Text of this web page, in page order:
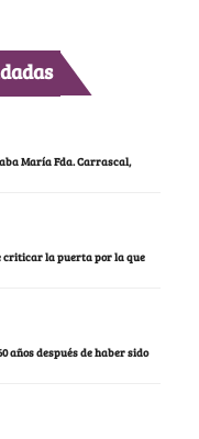
María Fda. Carrascal,
criticar la puerta por la que
años después de haber sido